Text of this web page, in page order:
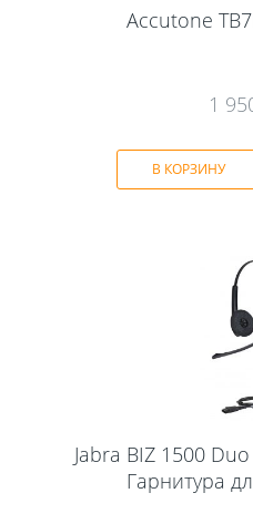
Accutone
1
В КОРЗИНУ
Jabra BIZ 1500
Гарнитура